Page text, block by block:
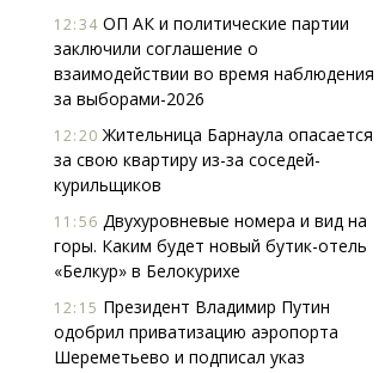
12:34 ОП АК и политические партии
заключили соглашение о
взаимодействии во время наблюдения
за выборами-2026
12:20 Жительница Барнаула опасается
за свою квартиру из-за соседей-
курильщиков
11:56 Двухуровневые номера и вид на
горы. Каким будет новый бутик-отель
«Белкур» в Белокурихе
12:15 Президент Владимир Путин
одобрил приватизацию аэропорта
Шереметьево и подписал указ